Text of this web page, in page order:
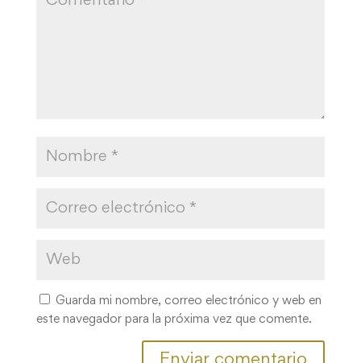
Guarda mi nombre, correo electrónico y web en
este navegador para la próxima vez que comente.